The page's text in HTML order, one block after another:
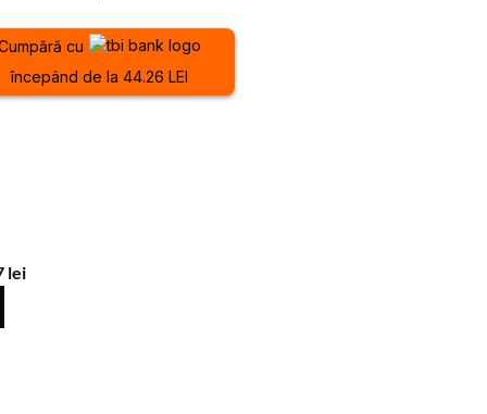
cu
începând de la 44.26 LEI
lei